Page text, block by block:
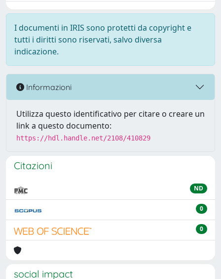
I documenti in IRIS sono protetti da copyright e
tutti i diritti sono riservati, salvo diversa
indicazione.
Informazioni
Utilizza questo identificativo per citare o creare un
link a questo documento:
https://hdl.handle.net/2108/410829
Citazioni
ND
0
0
social impact